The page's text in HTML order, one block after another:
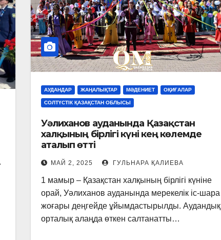
АУДАНДАР ЖАҢАЛЫҚТАР МӘДЕНИЕТ ОҚИҒАЛАР
СОЛТҮСТІК ҚАЗАҚСТАН ОБЛЫСЫ
Уәлиханов ауданында Қазақстан
халқының бірлігі күні кең көлемде
аталып өтті
МАЙ 2, 2025 ГУЛЬНАРА ҚАЛИЕВА
1 мамыр – Қазақстан халқының бірлігі күніне
орай, Уәлиханов ауданында мерекелік іс-шара
жоғары деңгейде ұйымдастырылды. Аудандық
орталық алаңда өткен салтанатты…